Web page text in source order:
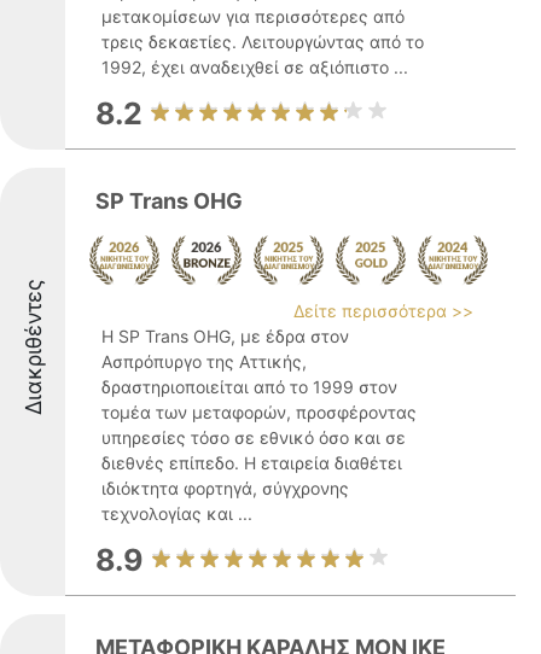
μετακομίσεων για περισσότερες από
τρεις δεκαετίες. Λειτουργώντας από το
1992, έχει αναδειχθεί σε αξιόπιστο ...
8.2
Διακριθέντες
SP Trans OHG
Δείτε περισσότερα >>
Η SP Trans OHG, με έδρα στον
Ασπρόπυργο της Αττικής,
δραστηριοποιείται από το 1999 στον
τομέα των μεταφορών, προσφέροντας
υπηρεσίες τόσο σε εθνικό όσο και σε
διεθνές επίπεδο. Η εταιρεία διαθέτει
ιδιόκτητα φορτηγά, σύγχρονης
τεχνολογίας και ...
8.9
ΜΕΤΑΦΟΡΙΚΗ ΚΑΡΑΛΗΣ ΜΟΝ ΙΚΕ